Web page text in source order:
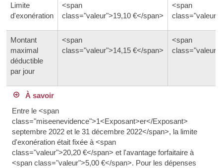
Limite
d'exonération
<span
class="valeur">19,10 €</span>
<span
Montant
maximal
déductible
par jour
<span
class="valeur">14,15 €</span>
<span
À savoir
Entre le <span
class="miseenevidence">1<Exposant>er</Exposant>
septembre 2022 et le 31 décembre 2022</span>, la limite
d'exonération était fixée à <span
class="valeur">20,20 €</span> et l'avantage forfaitaire à
<span class="valeur">5,00 €</span>. Pour les dépenses